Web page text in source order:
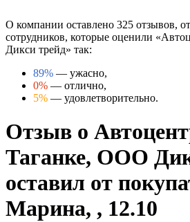
О компании оставлено 325 отзывов,
сотрудников, которые оценили
Дикси трейд» так:
89% — ужасно,
0% — отлично,
5% — удовлетворительно.
Отзыв о
Таганке, ООО
оставил от
Марина, , 12.10